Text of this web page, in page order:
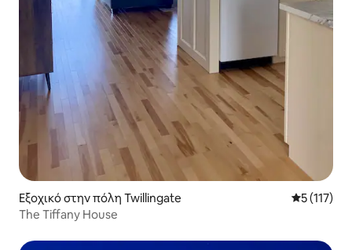
Εξοχικό στην πόλη Twillingate Μέση
5 (117)
The Tiffany House